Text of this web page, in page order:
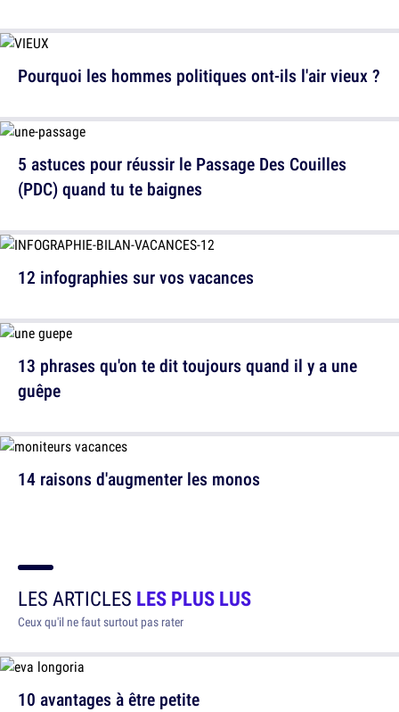
5 astuces pour réussir le Passage Des Couilles
(PDC) quand tu te baignes
13 phrases qu'on te dit toujours quand il y a une
guêpe
Pourquoi les hommes politiques ont-ils l'air vieux ?
12 infographies sur vos vacances
14 raisons d'augmenter les monos
LES ARTICLES LES PLUS LUS
Ceux qu'il ne faut surtout pas rater
10 avantages à être petite